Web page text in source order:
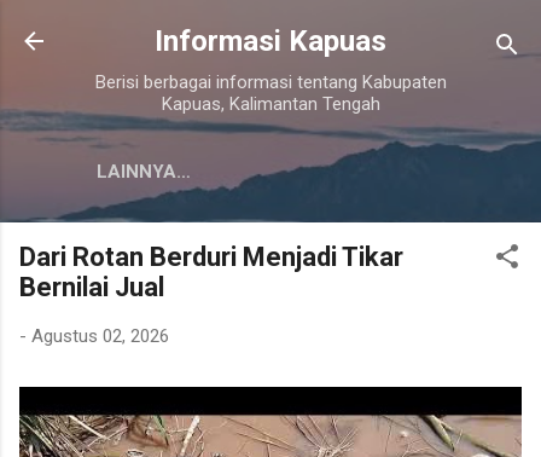
Langsung ke konten utama
Informasi Kapuas
Berisi berbagai informasi tentang Kabupaten
Kapuas, Kalimantan Tengah
LAINNYA…
Dari Rotan Berduri Menjadi Tikar
Bernilai Jual
- Agustus 02, 2026